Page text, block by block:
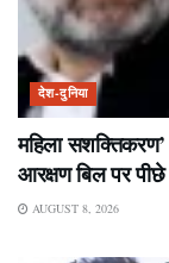
देश-दुनिया
महिला
आरक्षण बिल पर पीछे
AUGUST 8, 2026